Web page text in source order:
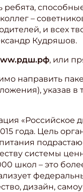
–
и всех
Кудряшов.
, или
направить
указав в
«Российское
года. Цель
системы
школ – это
дизайн,